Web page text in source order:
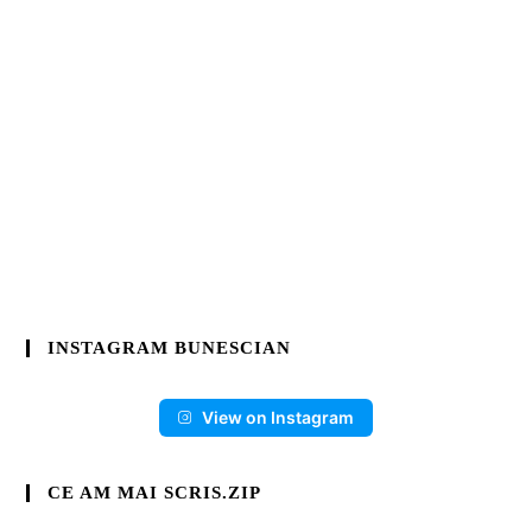
INSTAGRAM BUNESCIAN
View on Instagram
CE AM MAI SCRIS.ZIP